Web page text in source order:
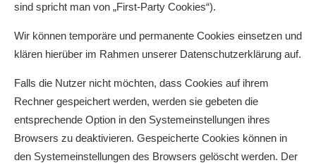
sind spricht man von „First-Party Cookies“).
Wir können temporäre und permanente Cookies einsetzen und
klären hierüber im Rahmen unserer Datenschutzerklärung auf.
Falls die Nutzer nicht möchten, dass Cookies auf ihrem
Rechner gespeichert werden, werden sie gebeten die
entsprechende Option in den Systemeinstellungen ihres
Browsers zu deaktivieren. Gespeicherte Cookies können in
den Systemeinstellungen des Browsers gelöscht werden. Der